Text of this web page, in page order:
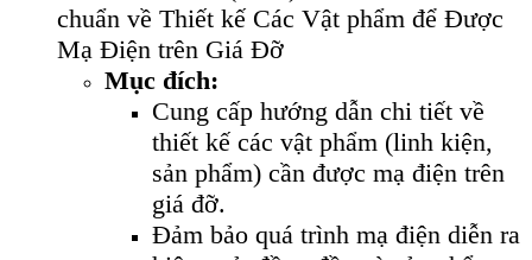
chuẩn về Thiết kế Các Vật phẩm để Được
Mạ Điện trên Giá Đỡ
Mục đích:
Cung cấp hướng dẫn chi tiết về
thiết kế các vật phẩm (linh kiện,
sản phẩm) cần được mạ điện trên
giá đỡ.
Đảm bảo quá trình mạ điện diễn ra